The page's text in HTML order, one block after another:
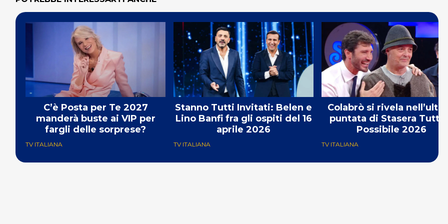
C’è Posta per Te 2027
manderà buste ai VIP per
fargli delle sorprese?
TV ITALIANA
Stanno Tutti Invitati: Belen e
Lino Banfi fra gli ospiti del 16
aprile 2026
TV ITALIANA
Colabrò si rivela
puntata di Stasera Tutto è
Possibile 2026
TV ITALIANA